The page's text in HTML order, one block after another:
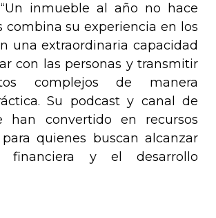
inmueble al año no hace
combina su experiencia en los
una extraordinaria capacidad
con las personas y transmitir
complejos de manera
Su podcast y canal de
han convertido en recursos
quienes buscan alcanzar
financiera y el desarrollo